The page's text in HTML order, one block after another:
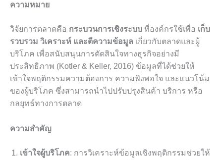
ความหมาย
วิจัยการตลาดคือ กระบวนการเชิงระบบ ที่องค์กรใช้เพื่อ เก็บ
รวบรวม วิเคราะห์ และตีความข้อมูล เกี่ยวกับตลาดและผู้
บริโภค เพื่อสนับสนุนการตัดสินใจทางธุรกิจอย่างมี
ประสิทธิภาพ (Kotler & Keller, 2016) ข้อมูลที่ได้ช่วยให้
เข้าใจพฤติกรรมความต้องการ ความพึงพอใจ และแนวโน้ม
ของผู้บริโภค ซึ่งสามารถนำไปปรับปรุงสินค้า บริการ หรือ
กลยุทธ์ทางการตลาด
ความสำคัญ
เข้าใจผู้บริโภค: การวิเคราะห์ข้อมูลเชิงพฤติกรรมช่วยให้